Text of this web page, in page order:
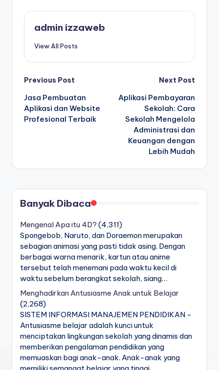
admin izzaweb
View All Posts
Post
navigation
Previous Post
Jasa Pembuatan
Aplikasi dan Website
Profesional Terbaik
Next Post
Aplikasi Pembayaran
Sekolah: Cara
Sekolah Mengelola
Administrasi dan
Keuangan dengan
Lebih Mudah
Banyak Dibaca
Mengenal Apa itu 4D? (4,311)
Spongebob, Naruto, dan Doraemon merupakan
sebagian animasi yang pasti tidak asing. Dengan
berbagai warna menarik, kartun atau anime
tersebut telah menemani pada waktu kecil di
waktu sebelum berangkat sekolah, siang…
Menghadirkan Antusiasme Anak untuk Belajar
(2,268)
SISTEM INFORMASI MANAJEMEN PENDIDIKAN -
Antusiasme belajar adalah kunci untuk
menciptakan lingkungan sekolah yang dinamis dan
memberikan pengalaman pendidikan yang
memuaskan bagi anak-anak. Anak-anak yang